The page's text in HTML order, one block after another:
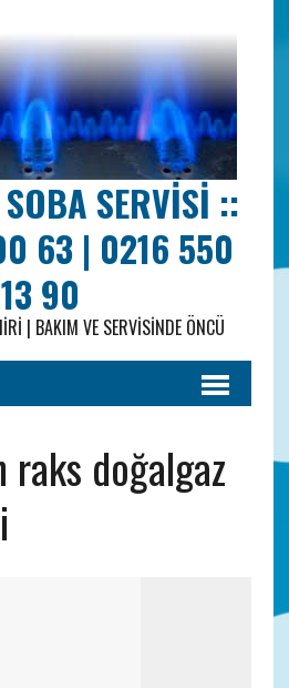
SERVISI ::
63 | 0216 550
13 90
| BAKIM VE SERVISINDE ÖNCÜ
raks doğalgaz